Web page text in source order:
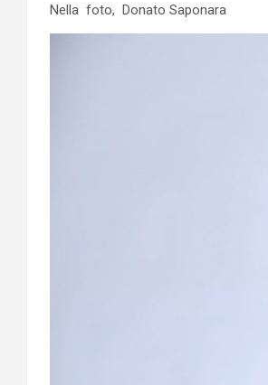
Nella foto, Donato Saponara